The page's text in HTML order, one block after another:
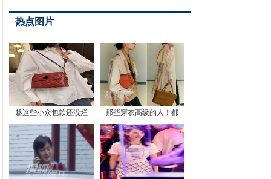
热点图片
趁这些小众包款还没烂 那些穿衣高级的人！都